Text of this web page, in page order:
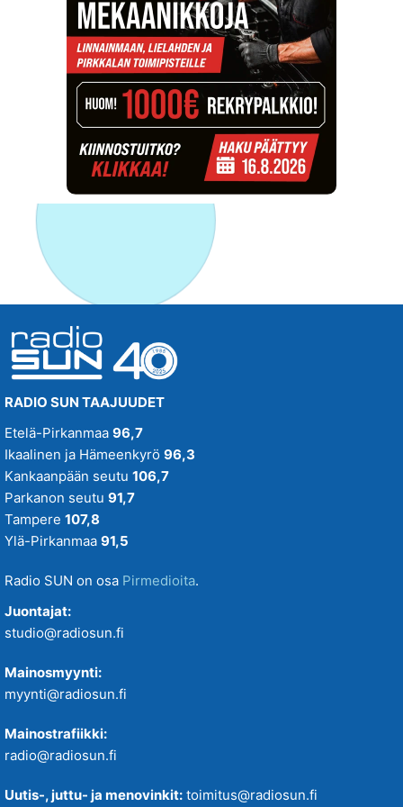
RADIO SUN TAAJUUDET
Etelä-Pirkanmaa 96,7
Ikaalinen ja Hämeenkyrö 96,3
Kankaanpään seutu 106,7
Parkanon seutu 91,7
Tampere 107,8
Ylä-Pirkanmaa 91,5
Radio SUN on osa Pirmedioita.
Juontajat:
studio@radiosun.fi
Mainosmyynti:
myynti@radiosun.fi
Mainostrafiikki:
radio@radiosun.fi
Uutis-, juttu- ja menovinkit: toimitus@radiosun.fi